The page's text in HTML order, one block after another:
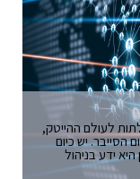
לעולם ההייטק,
הסייבר. יש כיום
היא ידע בניהול